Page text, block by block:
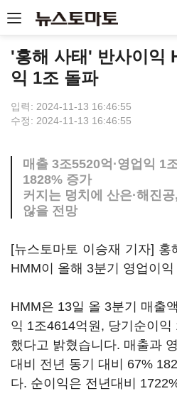
'홍해 사태' 반사이익
익 1조 돌파
입력: 2024-11-13 16:46:55
수정: 2024-11-13 16:46:55
매출 3조5520억·영업익 1
1828% 증가
커지는 덩치에 산은·해진
않을 전망
[뉴스토마토 이승재 기자] 홍
HMM이 올해 3분기 영업이
HMM은 13일 올 3분기 매출
익 1조4614억원, 당기순이
했다고 밝혔습니다. 매출과
대비 전년 동기 대비 67%
다. 순이익은 전년대비